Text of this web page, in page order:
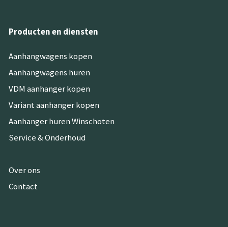
Producten en diensten
Aanhangwagens kopen
Aanhangwagens huren
VDM aanhanger kopen
Variant aanhanger kopen
Aanhanger huren Winschoten
Service & Onderhoud
Over ons
Contact